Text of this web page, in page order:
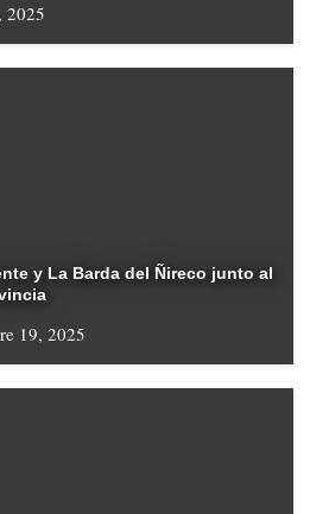
2025
y La Barda del Ñireco junto al
19, 2025